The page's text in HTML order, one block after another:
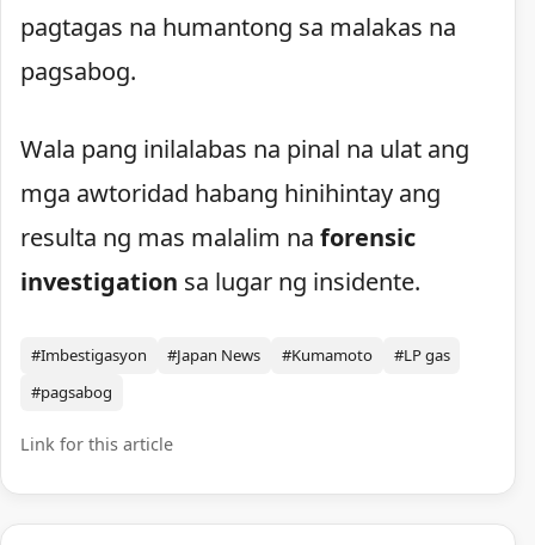
pagtagas na humantong sa malakas na
pagsabog.
Wala pang inilalabas na pinal na ulat ang
mga awtoridad habang hinihintay ang
resulta ng mas malalim na forensic
investigation sa lugar ng insidente.
#Imbestigasyon #Japan News #Kumamoto
#LP gas
#pagsabog
Link for this article